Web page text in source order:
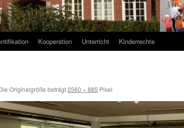
Kooperation Unterricht Kinderrechte
Originalgröße beträgt2560 × 885 Pixel